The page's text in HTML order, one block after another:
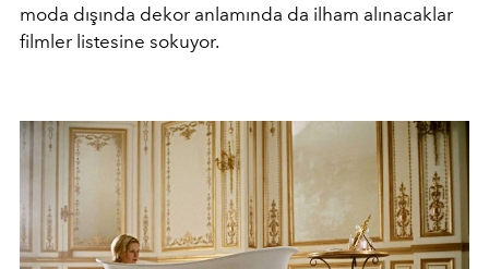
moda dışında dekor anlamında da ilham alınacaklar
filmler listesine sokuyor.